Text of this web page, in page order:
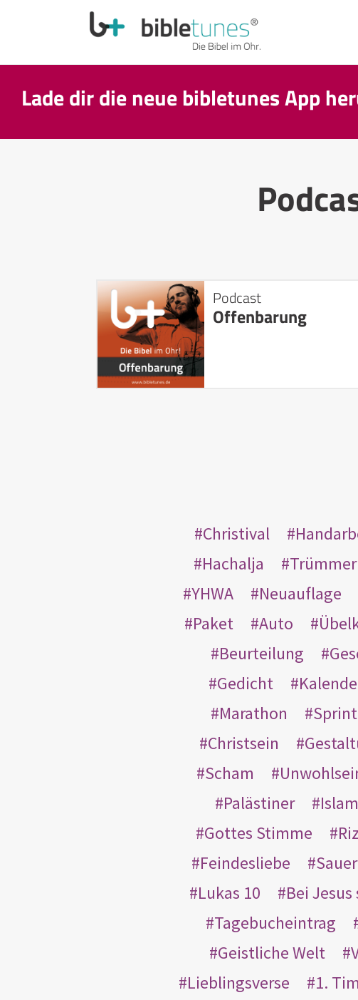
Lade dir die neue bibletunes App
Podcast
Offenbarung
Christival
Hachalja
Trümmer
YHWA
Neuauflage
Paket
Auto
Beurteilung
Gedicht
Marathon
Sprint
Christsein
Scham
Palästiner
Islam
Gottes Stimme
Feindesliebe
Sauer
Lukas 10
Bei
Tagebucheintrag
Geistliche Welt
Lieblingsverse
1.